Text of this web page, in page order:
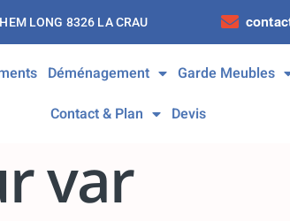
LONG 8326 LA CRAU
Déménagement Garde Meubles
Contact & Plan
Devis
var